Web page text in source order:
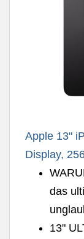
Apple 13"
Display,
das
13"